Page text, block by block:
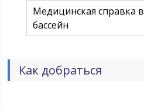
Медицинская справка в
бассейн
Как добраться